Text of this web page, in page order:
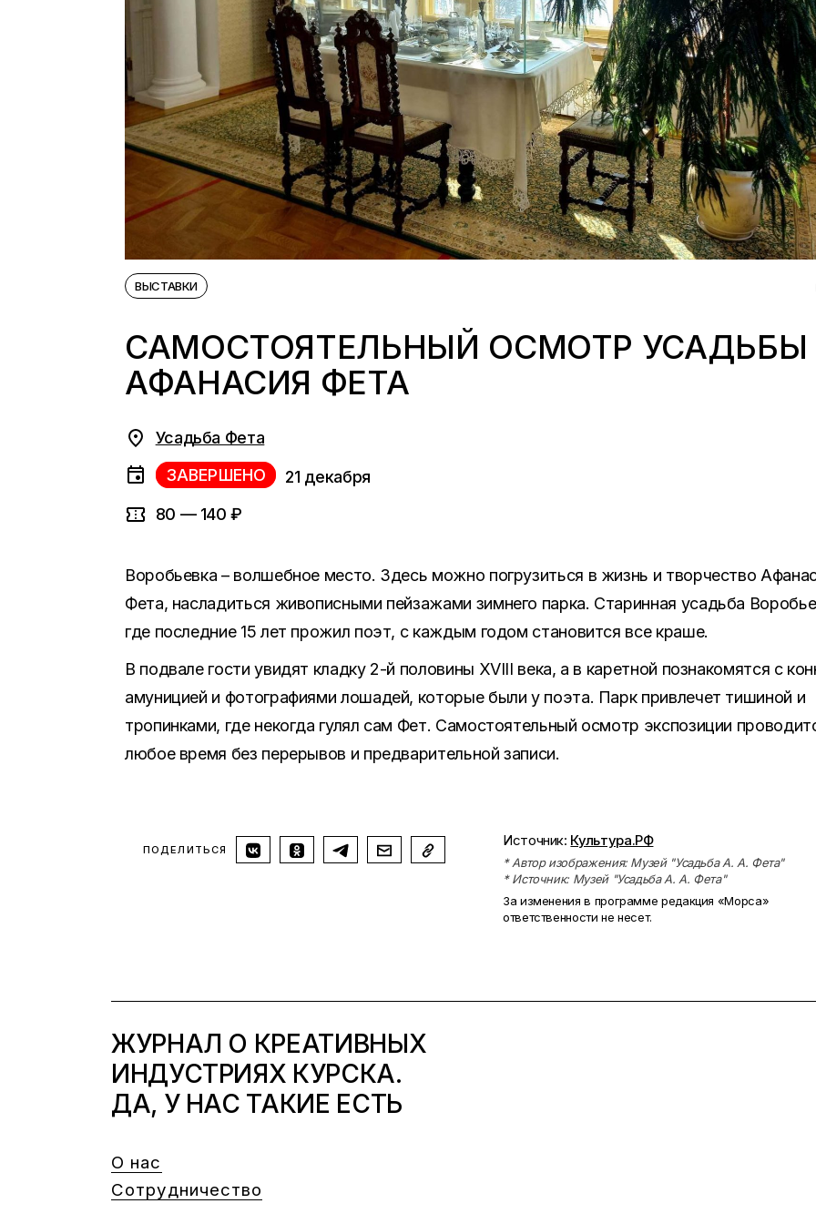
ВЫСТАВКИ
САМОСТОЯТЕЛЬНЫЙ ОСМОТР УСАДЬБЫ
АФАНАСИЯ ФЕТА
Усадьба Фета
ЗАВЕРШЕНО
21 декабря
80 — 140 ₽
Воробьевка – волшебное место. Здесь можно погрузиться в жизнь и творчество
Фета, насладиться живописными пейзажами зимнего парка. Старинная усадьба
где последние 15 лет прожил поэт, с каждым годом становится все краше.
В подвале гости увидят кладку 2-й половины XVIII века, а в каретной познакомятся с
амуницией и фотографиями лошадей, которые были у поэта. Парк привлечет тишиной и
тропинками, где некогда гулял сам Фет. Самостоятельный осмотр экспозиции
любое время без перерывов и предварительной записи.
ПОДЕЛИТЬСЯ
Источник: Культура.РФ
* Автор изображения: Музей "Усадьба А. А. Фета"
* Источник: Музей "Усадьба А. А. Фета"
За изменения в программе редакция «Морса»
ответственности не несет.
ЖУРНАЛ О КРЕАТИВНЫХ
ИНДУСТРИЯХ КУРСКА.
ДА, У НАС ТАКИЕ ЕСТЬ
О нас
Сотрудничество